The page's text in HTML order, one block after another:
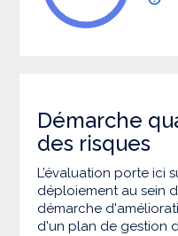
Démarche
des risques
L’évaluation porte ici
déploiement au sein
démarche
d'un plan de gestion